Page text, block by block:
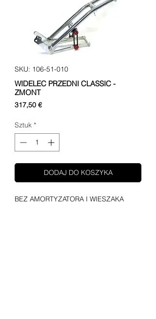
SKU: 106-51-010
WIDELEC PRZEDNI CLASSIC -
ZMONT
317,50 €Cena
Sztuk *
DODAJ DO KOSZYKA
BEZ AMORTYZATORA I WIESZAKA